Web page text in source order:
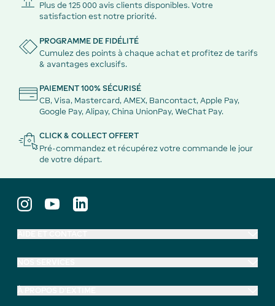
Plus de 125 000 avis clients disponibles. Votre
satisfaction est notre priorité.
PROGRAMME DE FIDÉLITÉ
Cumulez des points à chaque achat et profitez de tarifs
& avantages exclusifs.
PAIEMENT 100% SÉCURISÉ
CB, Visa, Mastercard, AMEX, Bancontact, Apple Pay,
Google Pay, Alipay, China UnionPay, WeChat Pay.
CLICK & COLLECT OFFERT
Pré-commandez et récupérez votre commande le jour
de votre départ.